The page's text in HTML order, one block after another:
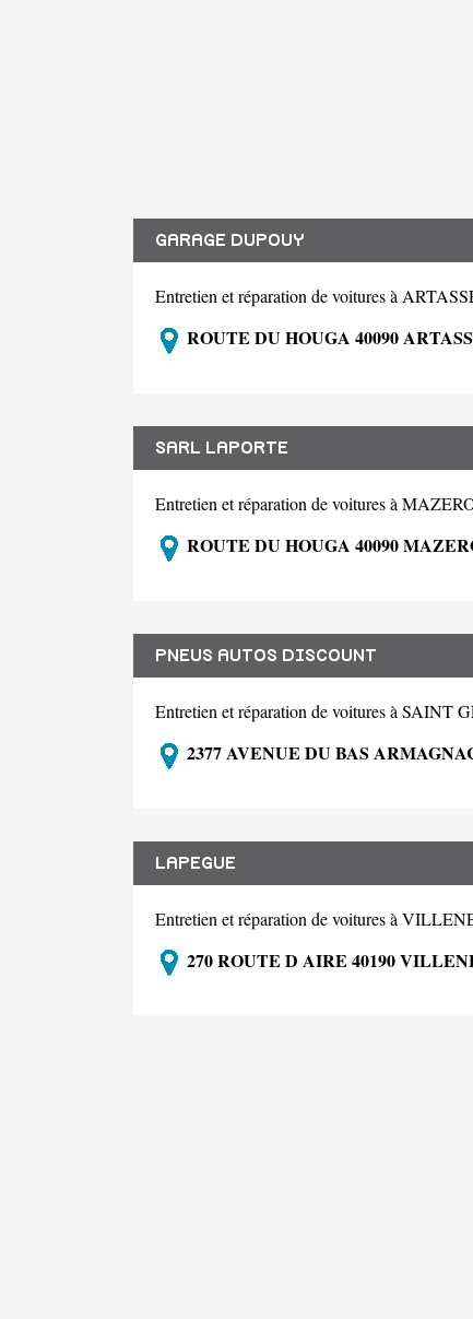
GARAGE DUPOUY
Entretien et réparation de voitures à
ROUTE DU HOUGA 40090
SARL LAPORTE
Entretien et réparation de voitures à
ROUTE DU HOUGA 40090
PNEUS AUTOS DISCOUNT
Entretien et réparation de voitures à SAINT
2377 AVENUE DU BAS
LAPEGUE
Entretien et réparation de voitures à
270 ROUTE D AIRE 40190